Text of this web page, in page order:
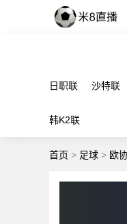
日职联 沙特联
韩K2联
首页 > 足球 > 欧